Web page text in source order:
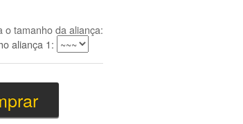
o tamanho da aliança:
aliança 1: